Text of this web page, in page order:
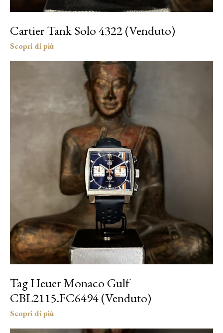
Cartier Tank Solo 4322 (Venduto)
Tag Heuer Monaco Gulf
CBL2115.FC6494 (Venduto)